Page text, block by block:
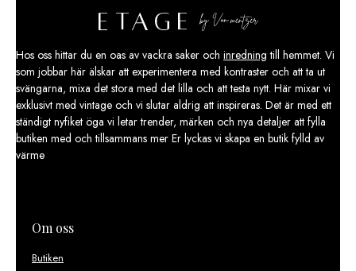
Hos oss hittar du en oas av vackra saker och inredning till hemmet. Vi
som jobbar här älskar att experimentera med kontraster och att ta ut
svängarna, mixa det stora med det lilla och att testa nytt. Här mixar vi
exklusivt med vintage och vi slutar aldrig att inspireras. Det är med ett
ständigt nyfiket öga vi letar trender, märken och nya detaljer att fylla
butiken med och tillsammans mer Er lyckas vi skapa en butik fylld av
värme
Om oss
Butiken